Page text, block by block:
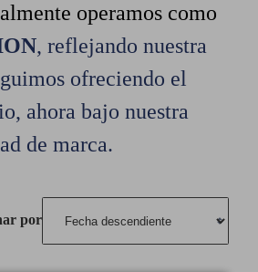
operamos como
, reflejando nuestra
ofreciendo el
ahora bajo nuestra
de marca.
por